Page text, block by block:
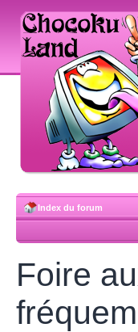
Index du forum
Foire